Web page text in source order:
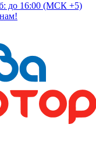
до 16:00 (МСК +5)